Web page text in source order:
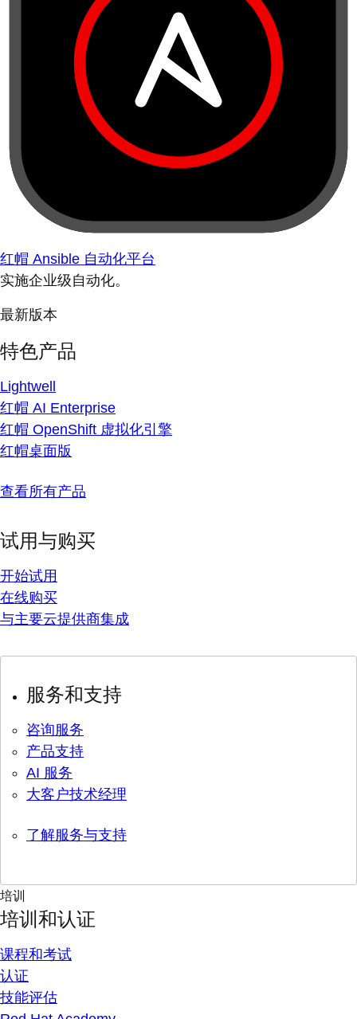
红帽 Ansible 自动化平台
实施企业级自动化。
最新版本
特色产品
Lightwell
红帽 AI Enterprise
红帽 OpenShift 虚拟化引擎
红帽桌面版
查看所有产品
试用与购买
开始试用
在线购买
与主要云提供商集成
服务和支持
咨询服务
产品支持
AI 服务
大客户技术经理
了解服务与支持
培训
培训和认证
课程和考试
认证
技能评估